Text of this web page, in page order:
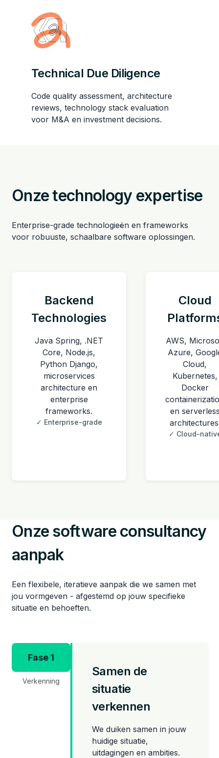
Technical Due Diligence
Code quality assessment, architecture
reviews, technology stack evaluation
voor M&A en investment decisions.
Onze technology expertise
Enterprise-grade technologieën en frameworks
voor robuuste, schaalbare software oplossingen.
Backend
Technologies
Java Spring, .NET
Core, Node.js,
Python Django,
microservices
architecture en
enterprise
frameworks.
✓ Enterprise-grade
Cloud
AWS,
Azure,
Cloud,
Kubernetes,
Docker
en
✓ Cloud-
Onze software consultancy
aanpak
Een flexibele, iteratieve aanpak die we samen met
jou vormgeven - afgestemd op jouw specifieke
situatie en behoeften.
Fase 1
Verkenning
Samen de
situatie
verkennen
We duiken samen in jouw
huidige situatie,
uitdagingen en ambities.